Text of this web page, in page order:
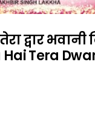
द्वार
Tera